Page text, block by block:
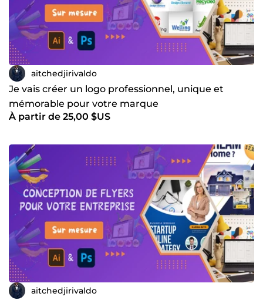
aitchedjirivaldo
Je vais créer un logo professionnel, unique et
mémorable pour votre marque
À partir de 25,00 $US
aitchedjirivaldo